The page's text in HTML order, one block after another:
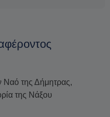
Ναό της Δήμητρας,
της Νάξου